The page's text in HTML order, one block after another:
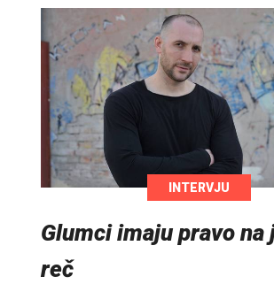
INTERVJU
Glumci imaju pravo na
reč